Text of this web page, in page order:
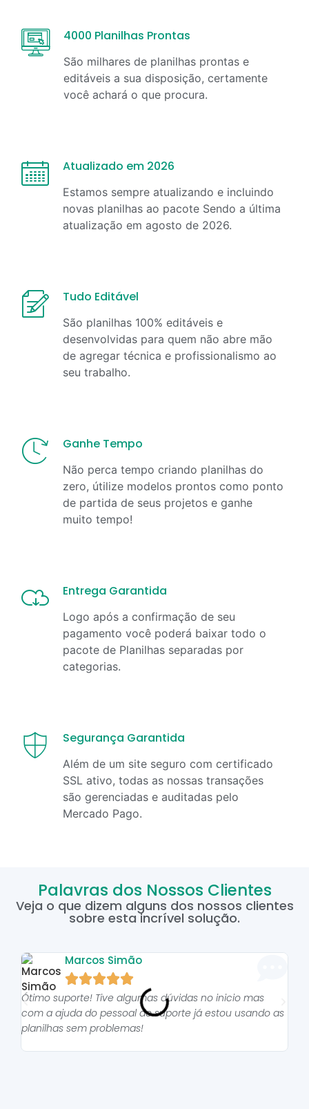
4000 Planilhas Prontas
São milhares de planilhas prontas e
editáveis a sua disposição, certamente
você achará o que procura.
Atualizado em 2026
Estamos sempre atualizando e incluindo
novas planilhas ao pacote Sendo a última
atualização em agosto de 2026.
Tudo Editável
São planilhas 100% editáveis e
desenvolvidas para quem não abre mão
de agregar técnica e profissionalismo ao
seu trabalho.
Ganhe Tempo
Não perca tempo criando planilhas do
zero, útilize modelos prontos como ponto
de partida de seus projetos e ganhe
muito tempo!
Entrega Garantida
Logo após a confirmação de seu
pagamento você poderá baixar todo o
pacote de Planilhas separadas por
categorias.
Segurança Garantida
Além de um site seguro com certificado
SSL ativo, todas as nossas transações
são gerenciadas e auditadas pelo
Mercado Pago.
Palavras dos Nossos Clientes
Veja o que dizem alguns dos nossos clientes
sobre esta incrível solução.
Marcos Simão

Ótimo suporte! Tive algumas dúvidas no inicio mas
com a ajuda do pessoal do suporte já estou usando as
planilhas sem problemas!